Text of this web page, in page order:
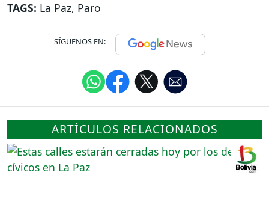
TAGS: La Paz, Paro
SÍGUENOS EN:
ARTÍCULOS RELACIONADOS